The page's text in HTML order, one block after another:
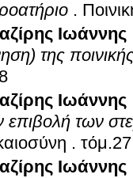
.
Ιωάννης
της
Ιωάννης
επιβολή των
.
Ιωάννης